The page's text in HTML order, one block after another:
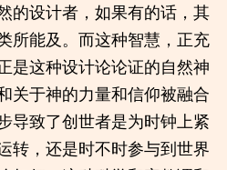
的设计者，如果有的话，其
所能及。而这种智慧，正充
是这种设计论论证的自然神
关于神的力量和信仰被融合
导致了创世者是为时钟上紧
转，还是时不时参与到世界